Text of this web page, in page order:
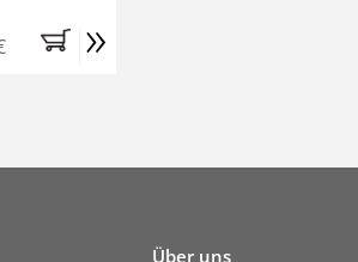
»
Über uns